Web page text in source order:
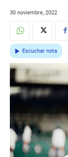
30 noviembre, 2022
Escuchar nota